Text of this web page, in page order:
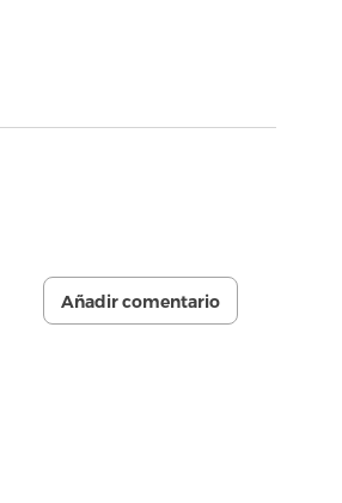
Añadir comentario